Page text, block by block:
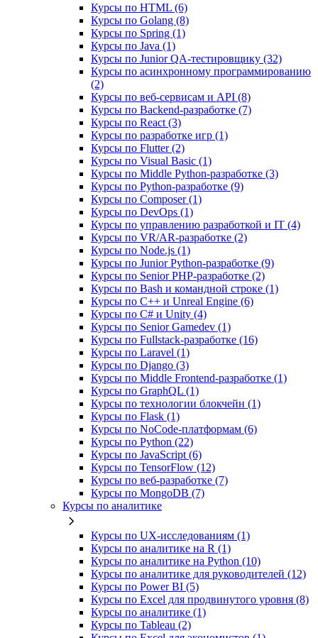
Курсы по HTML (6)
Курсы по Golang (8)
Курсы по Spring (1)
Курсы по Java (1)
Курсы по Junior QA-тестировщику (32)
Курсы по асинхронному программированию
(2)
Курсы по веб‑сервисам и API (8)
Курсы по Backend‑разработке (7)
Курсы по React (3)
Курсы по разработке игр (1)
Курсы по Flutter (2)
Курсы по Visual Basic (1)
Курсы по Middle Python-разработке (3)
Курсы по Python-разработке (9)
Курсы по Composer (1)
Курсы по DevOps (1)
Курсы по управлению разработкой и IT (4)
Курсы по VR/AR‑разработке (2)
Курсы по Node.js (1)
Курсы по Junior Python-разработке (9)
Курсы по Senior PHP-разработке (2)
Курсы по Bash и командной строке (1)
Курсы по C++ и Unreal Engine (6)
Курсы по C# и Unity (4)
Курсы по Senior Gamedev (1)
Курсы по Fullstack‑разработке (16)
Курсы по Laravel (1)
Курсы по Django (3)
Курсы по Middle Frontend-разработке (1)
Курсы по GraphQL (1)
Курсы по технологии блокчейн (1)
Курсы по Flask (1)
Курсы по NoCode‑платформам (6)
Курсы по Python (22)
Курсы по JavaScript (6)
Курсы по TensorFlow (12)
Курсы по веб‑разработке (7)
Курсы по MongoDB (7)
Курсы по аналитике
Курсы по UX‑исследованиям (1)
Курсы по аналитике на R (1)
Курсы по аналитике на Python (10)
Курсы по аналитике для руководителей (12)
Курсы по Power BI (5)
Курсы по Excel для продвинутого уровня (8)
Курсы по аналитике (1)
Курсы по Tableau (2)